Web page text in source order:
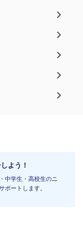
よう！
中学生・高校生のニ
ポートします。